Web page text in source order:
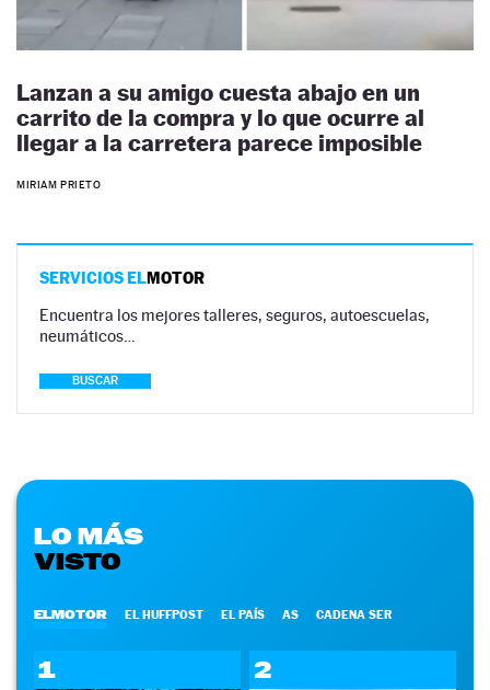
Lanzan a su amigo cuesta abajo en un
carrito de la compra y lo que ocurre al
llegar a la carretera parece imposible
MIRIAM PRIETO
SERVICIOS ELMOTOR
Encuentra los mejores talleres, seguros, autoescuelas,
neumáticos…
BUSCAR
LO MÁS
VISTO
ELMOTOR EL HUFFPOST EL PAÍS AS CADENA SER
1 2